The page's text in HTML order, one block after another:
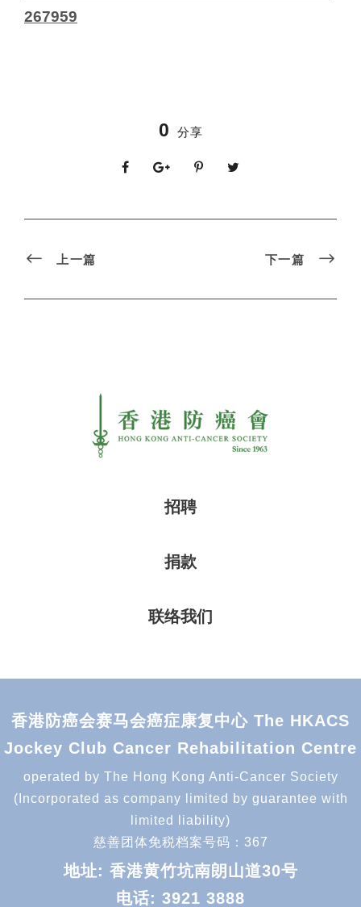
267959
0 分享
上一篇 下一篇
招聘
捐款
联络我们
香港防癌会赛马会癌症康复中心 The HKACS
Jockey Club Cancer Rehabilitation Centre
operated by The Hong Kong Anti-Cancer Society
(Incorporated as company limited by guarantee with
limited liability)
慈善团体免税档案号码：367
地址: 香港黄竹坑南朗山道30号
电话: 3921 3888